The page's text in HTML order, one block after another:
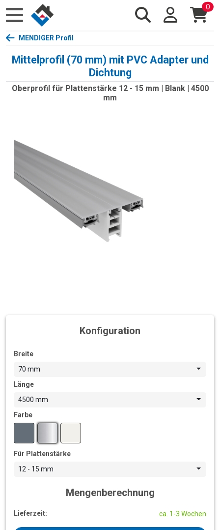
0
MENDIGER Profil
Mittelprofil (70 mm) mit PVC Adapter und
Dichtung
Oberprofil für Plattenstärke 12 - 15 mm | Blank | 4500
mm
Konfiguration
Breite
70 mm
Länge
4500 mm
Farbe
Für Plattenstärke
12 - 15 mm
Mengenberechnung
Lieferzeit: ca. 1-3 Wochen